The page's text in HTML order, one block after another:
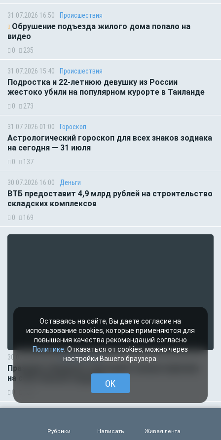
31.07.2026 16:50 Происшествия
Обрушение подъезда жилого дома попало на
видео
0 235
31.07.2026 15:40 Происшествия
Подростка и 22-летнюю девушку из России
жестоко убили на популярном курорте в Таиланде
0 273
31.07.2026 01:00 Гороскоп
Астрологический гороскоп для всех знаков зодиака
на сегодня — 31 июля
0 137
30.07.2026 16:00 Деньги
ВТБ предоставит 4,9 млрд рублей на строительство
складских комплексов
0 169
30.07.2026 15:31 Происшествия
Праздник обернулся трагедией: жениха зарезали
на собственной свадьбе
0
Рубрики Написать Живая лента
Оставаясь на сайте, Вы даете согласие на
использование cookies, которые применяются для
повышения качества рекомендаций согласно
Политике. Отказаться от cookies, можно через
настройки Вашего браузера.
OK